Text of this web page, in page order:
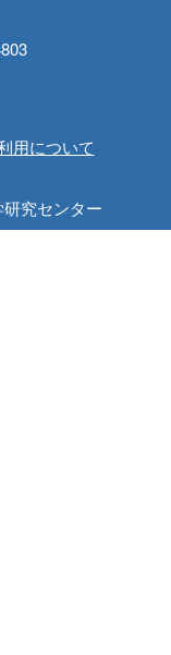
用について
究センター